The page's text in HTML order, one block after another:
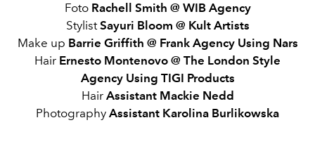
FotoRachell Smith @ WIB Agency
StylistSayuri Bloom @ Kult Artists
Make up Barrie Griffith @ Frank Agency Using Nars
Hair Ernesto Montenovo @ The London Style
Agency Using TIGI Products
HairAssistant Mackie Nedd
Photography Assistant Karolina Burlikowska